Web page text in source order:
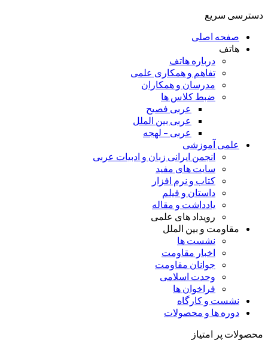
دسترسی سریع
صفحه اصلی
هاتف
درباره هاتف
تفاهم و همکاری علمی
مدرسان و همکاران
ضبط کلاس ها
عربی فصیح
عربی بین الملل
عربی – لهجه
علمی آموزشی
انجمن ایرانی زبان و ادبیات عربی
سایت های مفید
کتاب و نرم افزار
داستان و فیلم
یادداشت و مقاله
رویداد های علمی
مقاومت و بین الملل
نشست ها
اخبار مقاومت
جوانان مقاومت
وحدت اسلامی
فراخوان ها
نشست و کارگاه
دوره ها و محصولات
محصولات پر امتیاز